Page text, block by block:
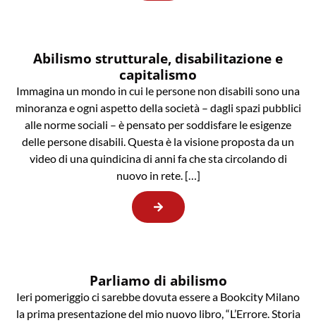
Abilismo strutturale, disabilitazione e
capitalismo
Immagina un mondo in cui le persone non disabili sono una
minoranza e ogni aspetto della società – dagli spazi pubblici
alle norme sociali – è pensato per soddisfare le esigenze
delle persone disabili. Questa è la visione proposta da un
video di una quindicina di anni fa che sta circolando di
nuovo in rete. […]
Parliamo di abilismo
Ieri pomeriggio ci sarebbe dovuta essere a Bookcity Milano
la prima presentazione del mio nuovo libro, “L’Errore. Storia